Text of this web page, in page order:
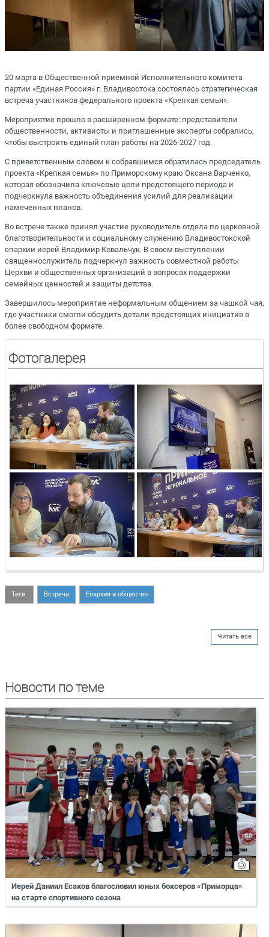
20 марта в Общественной приемной Исполнительного комитета
партии «Единая Россия» г. Владивостока состоялась стратегическая
встреча участников федерального проекта «Крепкая семья».
Мероприятие прошло в расширенном формате: представители
общественности, активисты и приглашенные эксперты собрались,
чтобы выстроить единый план работы на 2026-2027 год.
С приветственным словом к собравшимся обратилась председатель
проекта «Крепкая семья» по Приморскому краю Оксана Варченко,
которая обозначила ключевые цели предстоящего периода и
подчеркнула важность объединения усилий для реализации
намеченных планов.
Во встрече также принял участие руководитель отдела по церковной
благотворительности и социальному служению Владивостокской
епархии иерей Владимир Ковальчук. В своем выступлении
священнослужитель подчеркнул важность совместной работы
Церкви и общественных организаций в вопросах поддержки
семейных ценностей и защиты детства.
Завершилось мероприятие неформальным общением за чашкой чая,
где участники смогли обсудить детали предстоящих инициатив в
более свободном формате.
Фотогалерея
Теги: Встреча Епархия и общество
Читать все
Новости по теме
Иерей Даниил Есаков благословил юных боксеров «Приморца»
на старте спортивного сезона